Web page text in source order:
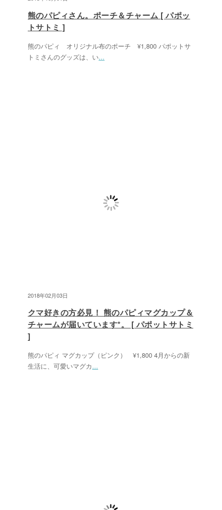
熊のパピィさん。ポーチ＆チャーム [ パポッ
トサトミ ]
熊のパピィ オリジナル布のポーチ ¥1,800 パポットサ
トミさんのグッズは、い...
2018年02月03日
クマ好きの方必見！ 熊のパピィマグカップ＆
チャームが届いています*。 [ パポットサトミ
]
熊のパピィ マグカップ（ピンク） ¥1,800 4月からの新
生活に、可愛いマグカ...